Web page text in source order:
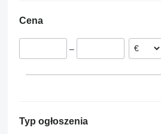
Smaragd
VariDiamant
Zirkon
Cena
–
Typ ogłoszenia